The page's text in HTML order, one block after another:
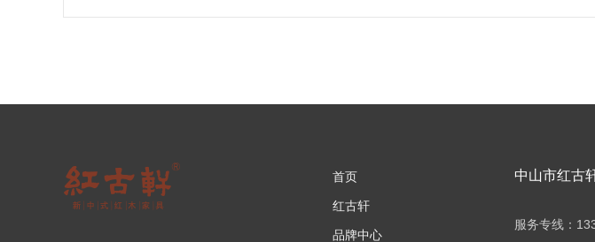
首页
红古轩
品牌中心
中山市红古
服务专线：